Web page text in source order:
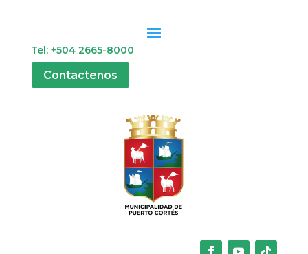
Tel: +504 2665-8000
Contactenos